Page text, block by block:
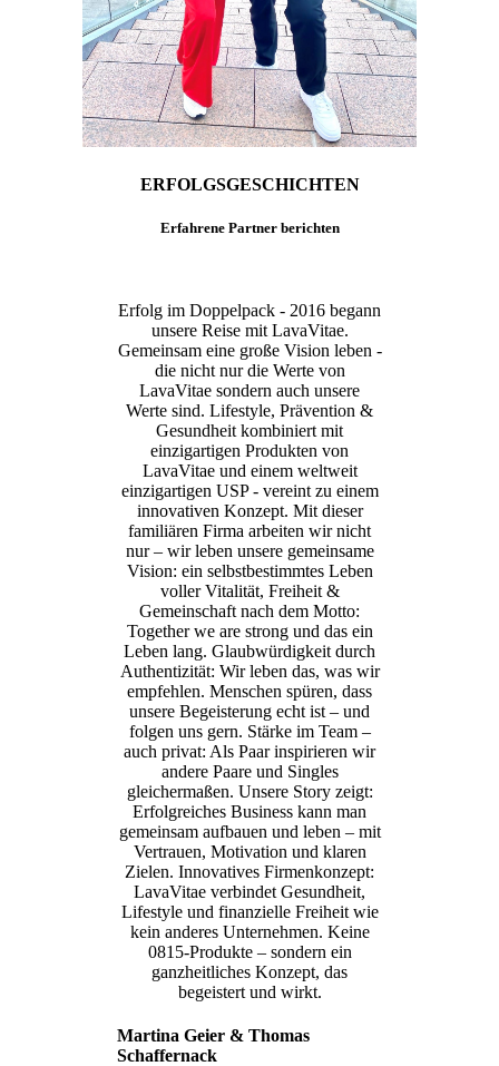
ERFOLGSGESCHICHTEN
Erfahrene Partner berichten
Erfolg im Doppelpack - 2016 begann
unsere Reise mit LavaVitae.
Gemeinsam eine große Vision leben -
die nicht nur die Werte von
LavaVitae sondern auch unsere
Werte sind. Lifestyle, Prävention &
Gesundheit kombiniert mit
einzigartigen Produkten von
LavaVitae und einem weltweit
einzigartigen USP - vereint zu einem
innovativen Konzept. Mit dieser
familiären Firma arbeiten wir nicht
nur – wir leben unsere gemeinsame
Vision: ein selbstbestimmtes Leben
voller Vitalität, Freiheit &
Gemeinschaft nach dem Motto:
Together we are strong und das ein
Leben lang. Glaubwürdigkeit durch
Authentizität: Wir leben das, was wir
empfehlen. Menschen spüren, dass
unsere Begeisterung echt ist – und
folgen uns gern. Stärke im Team –
auch privat: Als Paar inspirieren wir
andere Paare und Singles
gleichermaßen. Unsere Story zeigt:
Erfolgreiches Business kann man
gemeinsam aufbauen und leben – mit
Vertrauen, Motivation und klaren
Zielen. Innovatives Firmenkonzept:
LavaVitae verbindet Gesundheit,
Lifestyle und finanzielle Freiheit wie
kein anderes Unternehmen. Keine
0815-Produkte – sondern ein
ganzheitliches Konzept, das
begeistert und wirkt.
Martina Geier & Thomas
Schaffernack